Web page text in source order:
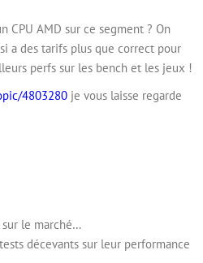
CPU AMD sur ce segment ? On
a des tarifs plus que correct pour
perfs sur les bench et les jeux !
4803280 je vous laisse regarde
sur le marché…
décevants sur leur performance